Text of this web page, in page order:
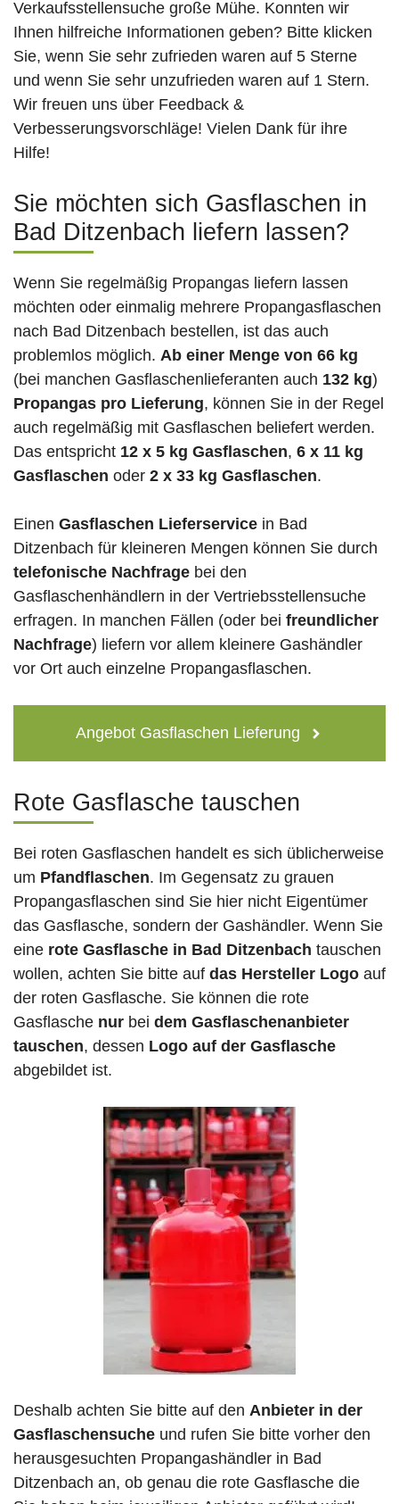
Verkaufsstellensuche große Mühe. Konnten wir
Ihnen hilfreiche Informationen geben? Bitte klicken
Sie, wenn Sie sehr zufrieden waren auf 5 Sterne
und wenn Sie sehr unzufrieden waren auf 1 Stern.
Wir freuen uns über Feedback &
Verbesserungsvorschläge! Vielen Dank für ihre
Hilfe!
Sie möchten sich Gasflaschen in
Bad Ditzenbach liefern lassen?
Wenn Sie regelmäßig Propangas liefern lassen
möchten oder einmalig mehrere Propangasflaschen
nach Bad Ditzenbach bestellen, ist das auch
problemlos möglich. Ab einer Menge von 66 kg
(bei manchen Gasflaschenlieferanten auch 132 kg)
Propangas pro Lieferung, können Sie in der Regel
auch regelmäßig mit Gasflaschen beliefert werden.
Das entspricht 12 x 5 kg Gasflaschen, 6 x 11 kg
Gasflaschen oder 2 x 33 kg Gasflaschen.
Einen Gasflaschen Lieferservice in Bad
Ditzenbach für kleineren Mengen können Sie durch
telefonische Nachfrage bei den
Gasflaschenhändlern in der Vertriebsstellensuche
erfragen. In manchen Fällen (oder bei freundlicher
Nachfrage) liefern vor allem kleinere Gashändler
vor Ort auch einzelne Propangasflaschen.
Angebot Gasflaschen Lieferung
Rote Gasflasche tauschen
Bei roten Gasflaschen handelt es sich üblicherweise
um Pfandflaschen. Im Gegensatz zu grauen
Propangasflaschen sind Sie hier nicht Eigentümer
das Gasflasche, sondern der Gashändler. Wenn Sie
eine rote Gasflasche in Bad Ditzenbach tauschen
wollen, achten Sie bitte auf das Hersteller Logo auf
der roten Gasflasche. Sie können die rote
Gasflasche nur bei dem Gasflaschenanbieter
tauschen, dessen Logo auf der Gasflasche
abgebildet ist.
Deshalb achten Sie bitte auf den Anbieter in der
Gasflaschensuche und rufen Sie bitte vorher den
herausgesuchten Propangashändler in Bad
Ditzenbach an, ob genau die rote Gasflasche die